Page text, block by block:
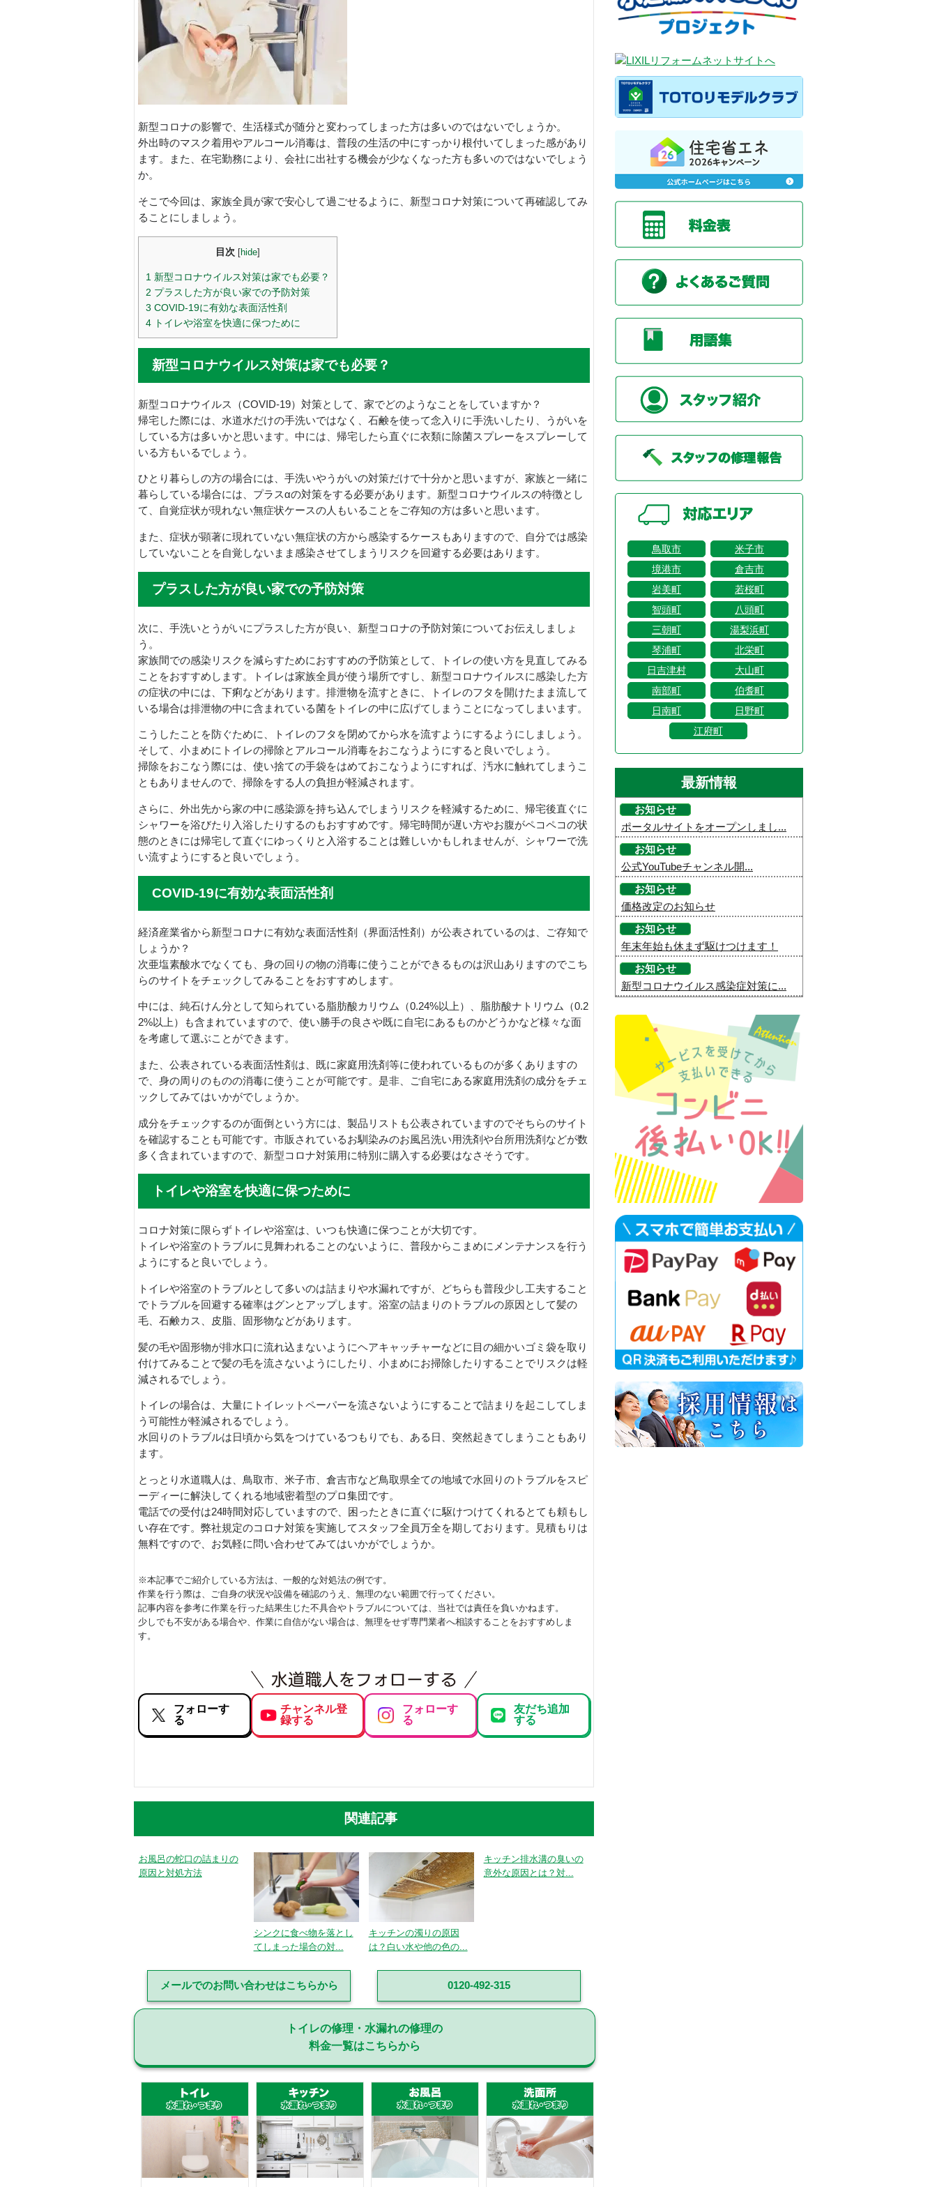
新型コロナの影響で、生活様式が随分と変わってしまった方は多いのではないでしょうか。
外出時のマスク着用やアルコール消毒は、普段の生活の中にすっかり根付いてしまった感があり
ます。また、在宅勤務により、会社に出社する機会が少なくなった方も多いのではないでしょう
か。
そこで今回は、家族全員が家で安心して過ごせるように、新型コロナ対策について再確認してみ
ることにしましょう。
目次 [hide]
1 新型コロナウイルス対策は家でも必要？
2 プラスした方が良い家での予防対策
3 COVID-19に有効な表面活性剤
4 トイレや浴室を快適に保つために
新型コロナウイルス対策は家でも必要？
新型コロナウイルス（COVID-19）対策として、家でどのようなことをしていますか？
帰宅した際には、水道水だけの手洗いではなく、石鹸を使って念入りに手洗いしたり、うがいを
している方は多いかと思います。中には、帰宅したら直ぐに衣類に除菌スプレーをスプレーして
いる方もいるでしょう。
ひとり暮らしの方の場合には、手洗いやうがいの対策だけで十分かと思いますが、家族と一緒に
暮らしている場合には、プラスαの対策をする必要があります。新型コロナウイルスの特徴とし
て、自覚症状が現れない無症状ケースの人もいることをご存知の方は多いと思います。
また、症状が顕著に現れていない無症状の方から感染するケースもありますので、自分では感染
していないことを自覚しないまま感染させてしまうリスクを回避する必要はあります。
プラスした方が良い家での予防対策
次に、手洗いとうがいにプラスした方が良い、新型コロナの予防対策についてお伝えしましょ
う。
家族間での感染リスクを減らすためにおすすめの予防策として、トイレの使い方を見直してみる
ことをおすすめします。トイレは家族全員が使う場所ですし、新型コロナウイルスに感染した方
の症状の中には、下痢などがあります。排泄物を流すときに、トイレのフタを開けたまま流して
いる場合は排泄物の中に含まれている菌をトイレの中に広げてしまうことになってしまいます。
こうしたことを防ぐために、トイレのフタを閉めてから水を流すようにするようにしましょう。
そして、小まめにトイレの掃除とアルコール消毒をおこなうようにすると良いでしょう。
掃除をおこなう際には、使い捨ての手袋をはめておこなうようにすれば、汚水に触れてしまうこ
ともありませんので、掃除をする人の負担が軽減されます。
さらに、外出先から家の中に感染源を持ち込んでしまうリスクを軽減するために、帰宅後直ぐに
シャワーを浴びたり入浴したりするのもおすすめです。帰宅時間が遅い方やお腹がペコペコの状
態のときには帰宅して直ぐにゆっくりと入浴することは難しいかもしれませんが、シャワーで洗
い流すようにすると良いでしょう。
COVID-19に有効な表面活性剤
経済産業省から新型コロナに有効な表面活性剤（界面活性剤）が公表されているのは、ご存知で
しょうか？
次亜塩素酸水でなくても、身の回りの物の消毒に使うことができるものは沢山ありますのでこち
らのサイトをチェックしてみることをおすすめします。
中には、純石けん分として知られている脂肪酸カリウム（0.24%以上）、脂肪酸ナトリウム（0.2
2%以上）も含まれていますので、使い勝手の良さや既に自宅にあるものかどうかなど様々な面
を考慮して選ぶことができます。
また、公表されている表面活性剤は、既に家庭用洗剤等に使われているものが多くありますの
で、身の周りのものの消毒に使うことが可能です。是非、ご自宅にある家庭用洗剤の成分をチェ
ックしてみてはいかがでしょうか。
成分をチェックするのが面倒という方には、製品リストも公表されていますのでそちらのサイト
を確認することも可能です。市販されているお馴染みのお風呂洗い用洗剤や台所用洗剤などが数
多く含まれていますので、新型コロナ対策用に特別に購入する必要はなさそうです。
トイレや浴室を快適に保つために
コロナ対策に限らずトイレや浴室は、いつも快適に保つことが大切です。
トイレや浴室のトラブルに見舞われることのないように、普段からこまめにメンテナンスを行う
ようにすると良いでしょう。
トイレや浴室のトラブルとして多いのは詰まりや水漏れですが、どちらも普段少し工夫すること
でトラブルを回避する確率はグンとアップします。浴室の詰まりのトラブルの原因として髪の
毛、石鹸カス、皮脂、固形物などがあります。
髪の毛や固形物が排水口に流れ込まないようにヘアキャッチャーなどに目の細かいゴミ袋を取り
付けてみることで髪の毛を流さないようにしたり、小まめにお掃除したりすることでリスクは軽
減されるでしょう。
トイレの場合は、大量にトイレットペーパーを流さないようにすることで詰まりを起こしてしま
う可能性が軽減されるでしょう。
水回りのトラブルは日頃から気をつけているつもりでも、ある日、突然起きてしまうこともあり
ます。
とっとり水道職人は、鳥取市、米子市、倉吉市など鳥取県全ての地域で水回りのトラブルをスピ
ーディーに解決してくれる地域密着型のプロ集団です。
電話での受付は24時間対応していますので、困ったときに直ぐに駆けつけてくれるとても頼もし
い存在です。弊社規定のコロナ対策を実施してスタッフ全員万全を期しております。見積もりは
無料ですので、お気軽に問い合わせてみてはいかがでしょうか。
※本記事でご紹介している方法は、一般的な対処法の例です。
作業を行う際は、ご自身の状況や設備を確認のうえ、無理のない範囲で行ってください。
記事内容を参考に作業を行った結果生じた不具合やトラブルについては、当社では責任を負いかねます。
少しでも不安がある場合や、作業に自信がない場合は、無理をせず専門業者へ相談することをおすすめしま
す。
フォローす
る
チャンネル登
録する
フォローす
る
友だち追加
する
関連記事
お風呂の蛇口の詰まりの
原因と対処方法
シンクに食べ物を落とし
てしまった場合の対...
キッチンの濁りの原因
は？白い水や他の色の...
キッチン排水溝の臭いの
意外な原因とは？対...
メールでのお問い合わせはこちらから 0120-492-315
トイレの修理・水漏れの修理の
料金一覧はこちらから
鳥取市
米子市
境港市
倉吉市
岩美町
若桜町
智頭町
八頭町
三朝町
湯梨浜町
琴浦町
北栄町
日吉津村
大山町
南部町
伯耆町
日南町
日野町
江府町
最新情報
お知らせ
ポータルサイトをオープンしまし...
お知らせ
公式YouTubeチャンネル開...
お知らせ
価格改定のお知らせ
お知らせ
年末年始も休まず駆けつけます！
お知らせ
新型コロナウイルス感染症対策に...